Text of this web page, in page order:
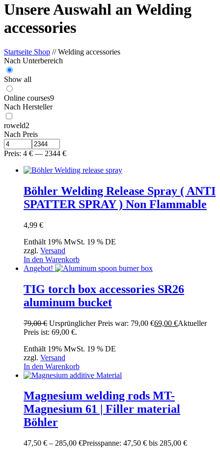
Unsere Auswahl an Welding
accessories
Startseite Shop // Welding accessories
Nach Unterbereich
Show all
Online courses9
Nach Hersteller
roweld2
Nach Preis
Preis: 4 € — 2344 €
Böhler Welding Release Spray ( ANTI
SPATTER SPRAY ) Non Flammable
4,99 €
Enthält 19% MwSt. 19 % DE
zzgl. Versand
In den Warenkorb
Angebot!
TIG torch box accessories SR26
aluminum bucket
79,00€ Ursprünglicher Preis war: 79,00 €69,00 €Aktueller
Preis ist: 69,00 €.
Enthält 19% MwSt. 19 % DE
zzgl. Versand
In den Warenkorb
Magnesium welding rods MT-
Magnesium 61 | Filler material
Böhler
47,50 € – 285,00 €Preisspanne: 47,50 € bis 285,00 €